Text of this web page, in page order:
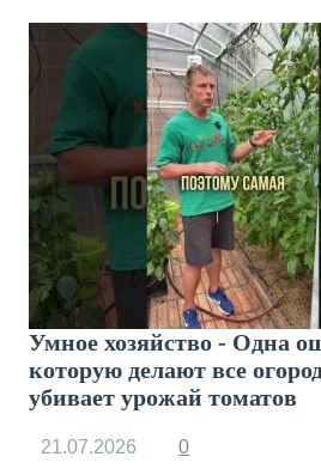
Умное хозяйство - Одна
которую делают все
убивает урожай томатов
21.07.2026 0